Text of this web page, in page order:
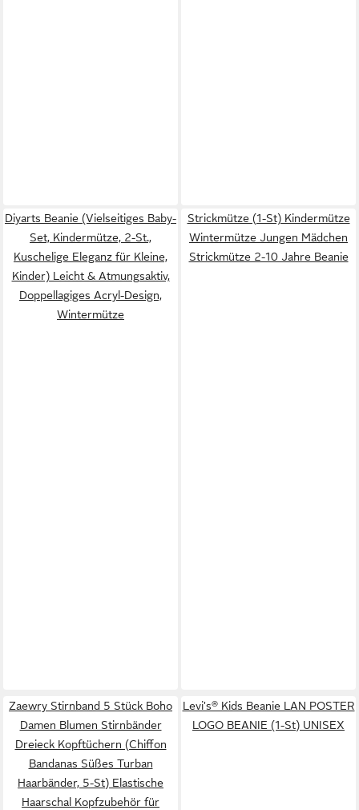
Diyarts Beanie (Vielseitiges Baby-
Set, Kindermütze, 2-St.,
Kuschelige Eleganz für Kleine,
Kinder) Leicht & Atmungsaktiv,
Doppellagiges Acryl-Design,
Wintermütze
Strickmütze (1-St) Kindermütze
Wintermütze Jungen Mädchen
Strickmütze 2-10 Jahre Beanie
Zaewry Stirnband 5 Stück Boho
Damen Blumen Stirnbänder
Dreieck Kopftüchern (Chiffon
Bandanas Süßes Turban
Haarbänder, 5-St) Elastische
Haarschal Kopfzubehör für
Levi's® Kids Beanie LAN POSTER
LOGO BEANIE (1-St) UNISEX